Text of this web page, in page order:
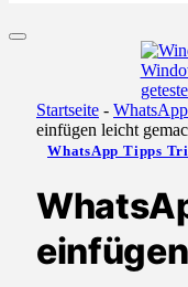
Startseite -
einfügen leicht
WhatsApp Tipps